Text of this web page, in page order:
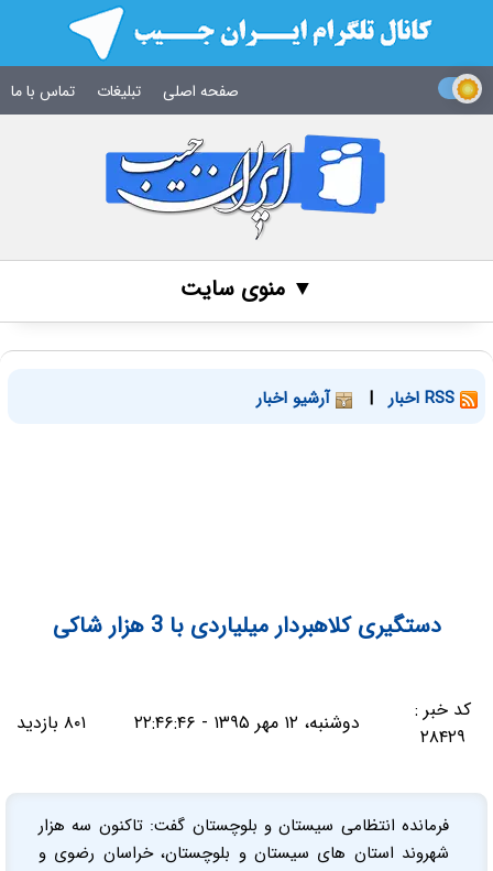
صفحه اصلی تبلیغات تماس با ما
▼ منوی سایت
| آرشیو اخبار
دستگیری کلاهبردار میلیاردی با 3 هزار شاکی
کد خبر :
۲۸۴۲۹
دوشنبه، ۱۲ مهر ۱۳۹۵ - ۲۲:۴۶:۴۶ ۸۰۱ بازدید
فرمانده انتظامی سیستان و بلوچستان گفت: تاکنون سه هزار
شهروند استان های سیستان و بلوچستان، خراسان رضوی و